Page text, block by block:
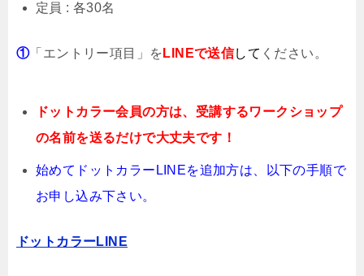
定員 : 各30名
①「エントリー項目」を LINEで送信して ください。
ドットカラー会員の方は、受講するワークショップ
の名前を送るだけで大丈夫です！
始めてドットカラーLINEを追加方は、以下の手順で
お申し込み下さい。
ドットカラーLINE